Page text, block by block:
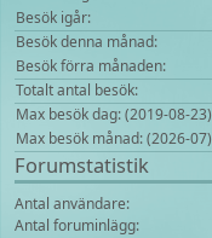
Besök igår:
Besök denna månad:
Besök förra månaden:
Totalt antal besök:
Max besök dag: (2019-08-23)
Max besök månad: (2026-07)
Forumstatistik
Antal användare:
Antal foruminlägg: